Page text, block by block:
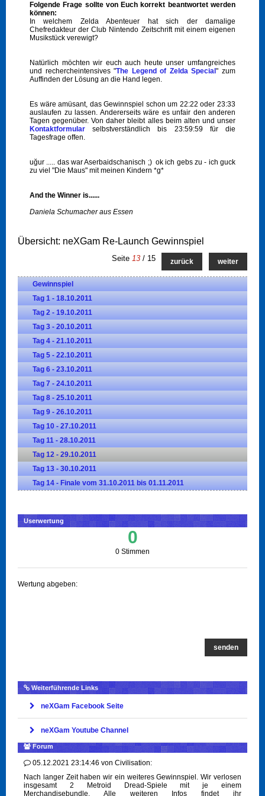
Folgende Frage sollte von Euch korrekt beantwortet werden
können:
In welchem Zelda Abenteuer hat sich der damalige
Chefredakteur der Club Nintendo Zeitschrift mit einem eigenen
Musikstück verewigt?
Natürlich möchten wir euch auch heute unser umfangreiches
und rechercheintensives "The Legend of Zelda Special" zum
Auffinden der Lösung an die Hand legen.
Es wäre amüsant, das Gewinnspiel schon um 22:22 oder 23:33
auslaufen zu lassen. Andererseits wäre es unfair den anderen
Tagen gegenüber. Von daher bleibt alles beim alten und unser
Kontaktformular selbstverständlich bis 23:59:59 für die
Tagesfrage offen.
uğur ..... das war Aserbaidschanisch ;) ok ich gebs zu - ich guck
zu viel "Die Maus" mit meinen Kindern *g*
And the Winner is......
Daniela Schumacher aus Essen
Übersicht: neXGam Re-Launch Gewinnspiel
Seite 13 / 15 weiter
zurück
Gewinnspiel
Tag 1 - 18.10.2011
Tag 2 - 19.10.2011
Tag 3 - 20.10.2011
Tag 4 - 21.10.2011
Tag 5 - 22.10.2011
Tag 6 - 23.10.2011
Tag 7 - 24.10.2011
Tag 8 - 25.10.2011
Tag 9 - 26.10.2011
Tag 10 - 27.10.2011
Tag 11 - 28.10.2011
Tag 12 - 29.10.2011
Tag 13 - 30.10.2011
Tag 14 - Finale vom 31.10.2011 bis 01.11.2011
Userwertung
0
0 Stimmen
Wertung abgeben:
senden
Weiterführende Links
neXGam Facebook Seite
neXGam Youtube Channel
Forum
05.12.2021 23:14:46 von Civilisation:
Nach langer Zeit haben wir ein weiteres Gewinnspiel. Wir verlosen
insgesamt 2 Metroid Dread-Spiele mit je einem
Merchandisebundle. Alle weiteren Infos findet ihr